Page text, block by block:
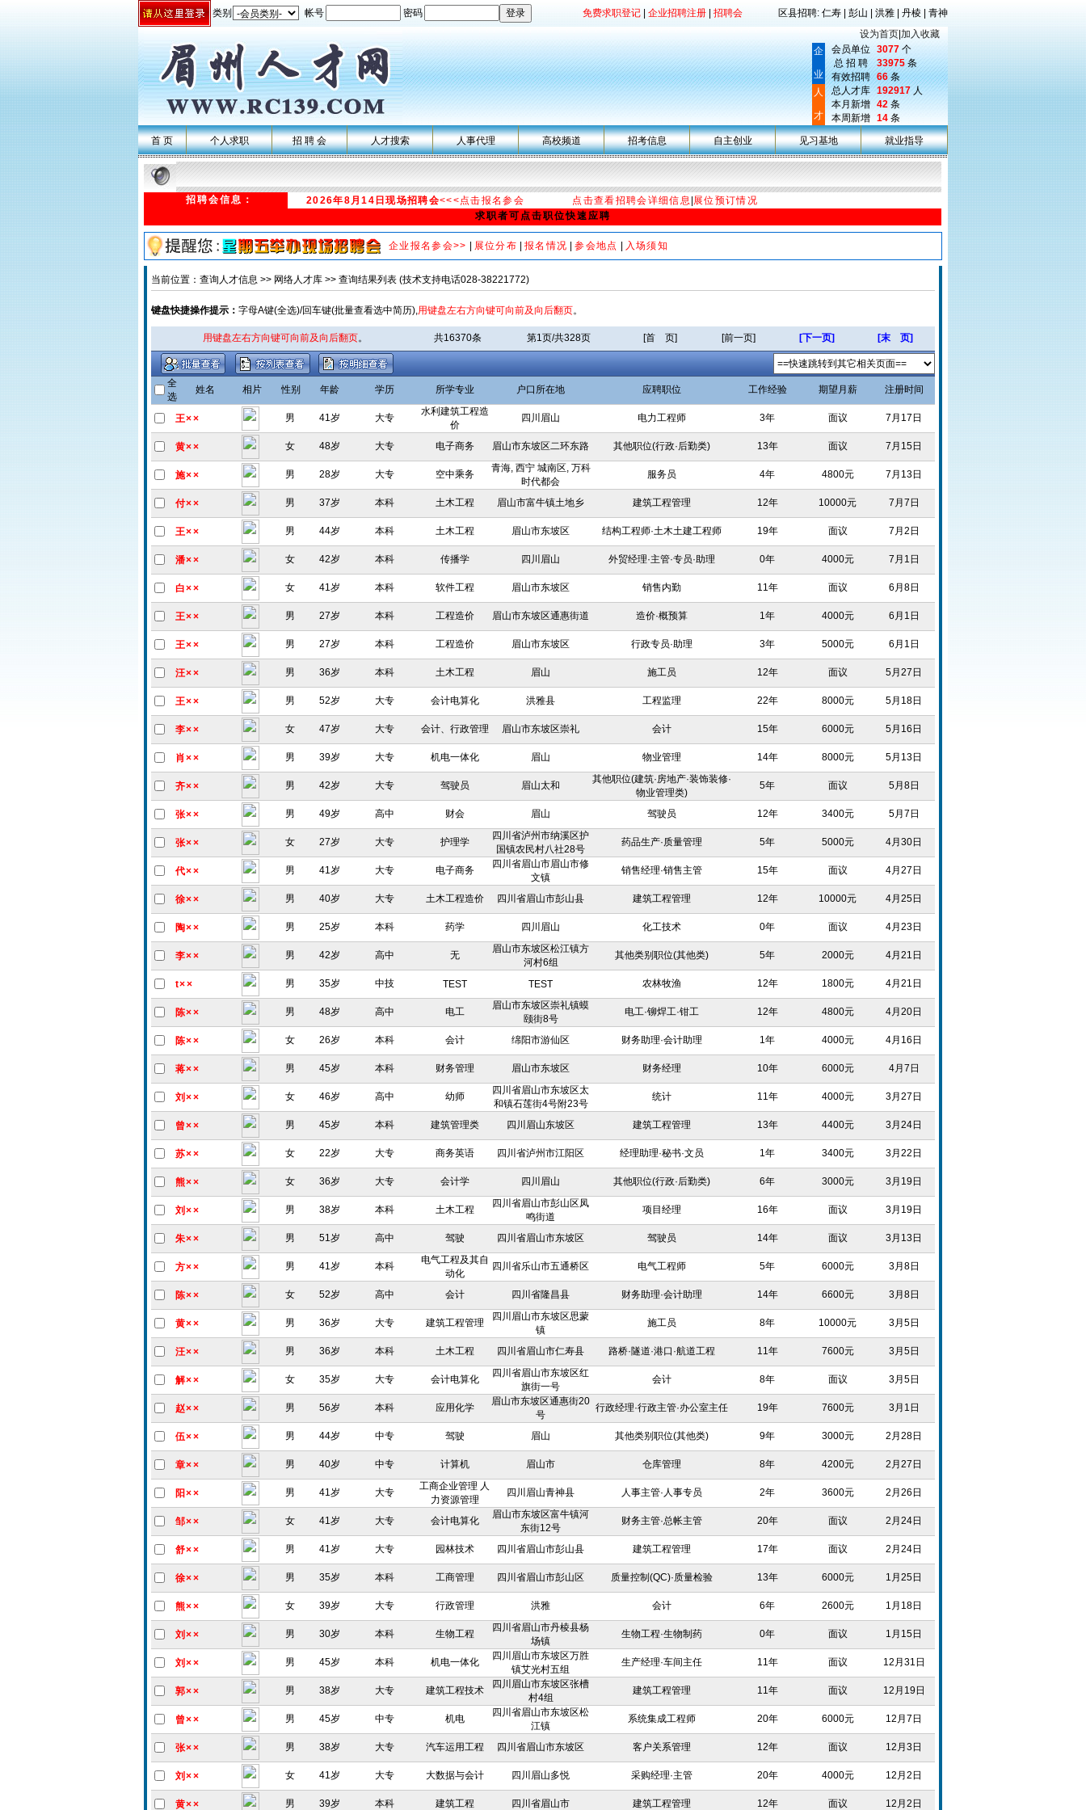
类别 帐号 密码 免费求职登记 企业招聘注册 招聘会
区县招聘: 仁寿 | 彭山 | 洪雅 | 丹棱 | 青神
设为首页 加入收藏
企
业
会员单位 3077 个
总 招 聘
33975条
有效招聘 66条
人
才
总人才库 192917 人
本月新增 42 条
本周新增 14 条
首 页
个人求职 招 聘 会 人才搜索 人事代理 高校频道 招考信息 自主创业 见习基地 就业指导
招聘会信息： 2026年8月14日现场招聘会<<<点击报名参会 点击查看招聘会详细信息 展位预订情况
求职者可点击职位快速应聘
企业报名参会>> 展位分布 |报名情况 |参会地点 入场须知
当前位置：查询人才信息 >> 网络人才库 >> 查询结果列表 (技术支持电话028-38221772)
键盘快捷操作提示： 字母A键(全选)/回车键(批量查看选中简历),用键盘左右方向键可向前及向后翻页。
用键盘左右方向键可向前及向后翻页。 共16370条 第1页/共328页 [首 页] [前一页] [下一页] [末 页]
全
选
姓名 相片 性别 年龄 学历 所学专业 户口所在地 应聘职位 工作经验 期望月薪 注册时间
王×× 男 41岁 大专
水利建筑工程造
价
四川眉山 电力工程师 3年 面议 7月17日
黄×× 女 48岁 大专 电子商务 眉山市东坡区二环东路 其他职位(行政·后勤类) 13年 面议 7月15日
施×× 男 28岁 大专 空中乘务
青海, 西宁 城南区, 万科
时代都会
服务员 4年 4800元 7月13日
付×× 男 37岁 本科 土木工程 眉山市富牛镇土地乡 建筑工程管理 12年 10000元 7月7日
王×× 男 44岁 本科 土木工程 眉山市东坡区 结构工程师·土木土建工程师 19年 面议 7月2日
潘×× 女 42岁 本科 传播学 四川眉山 外贸经理·主管·专员·助理 0年 4000元 7月1日
白×× 女 41岁 本科 软件工程 眉山市东坡区 销售内勤 11年 面议 6月8日
王×× 男 27岁 本科 工程造价 眉山市东坡区通惠街道 造价·概预算 1年 4000元 6月1日
王×× 男 27岁 本科 工程造价 眉山市东坡区 行政专员·助理 3年 5000元 6月1日
汪×× 男 36岁 本科 土木工程 眉山 施工员 12年 面议 5月27日
王×× 男 52岁 大专 会计电算化 洪雅县 工程监理 22年 8000元 5月18日
李×× 女 47岁 大专 会计、行政管理 眉山市东坡区崇礼 会计 15年 6000元 5月16日
肖×× 男 39岁 大专 机电一体化 眉山 物业管理 14年 8000元 5月13日
齐×× 男 42岁 大专 驾驶员 眉山太和
其他职位(建筑·房地产·装饰装修·
物业管理类)
5年 面议 5月8日
张×× 男 49岁 高中 财会 眉山 驾驶员 12年 3400元 5月7日
张×× 女 27岁 大专 护理学
四川省泸州市纳溪区护
国镇农民村八社28号
药品生产·质量管理 5年 5000元 4月30日
代×× 男 41岁 大专 电子商务
四川省眉山市眉山市修
文镇
销售经理·销售主管 15年 面议 4月27日
徐×× 男 40岁 大专 土木工程造价 四川省眉山市彭山县 建筑工程管理 12年 10000元 4月25日
陶×× 男 25岁 本科 药学 四川眉山 化工技术 0年 面议 4月23日
李×× 男 42岁 高中 无
眉山市东坡区松江镇方
河村6组
其他类别职位(其他类) 5年 2000元 4月21日
t×× 男 35岁 中技 TEST TEST 农林牧渔 12年 1800元 4月21日
陈×× 男 48岁 高中 电工
眉山市东坡区崇礼镇蟆
颐街8号
电工·铆焊工·钳工 12年 4800元 4月20日
陈×× 女 26岁 本科 会计 绵阳市游仙区 财务助理·会计助理 1年 4000元 4月16日
蒋×× 男 45岁 本科 财务管理 眉山市东坡区 财务经理 10年 6000元 4月7日
刘×× 女 46岁 高中 幼师
四川省眉山市东坡区太
和镇石莲街4号附23号
统计 11年 4000元 3月27日
曾×× 男 45岁 本科 建筑管理类 四川眉山东坡区 建筑工程管理 13年 4400元 3月24日
苏×× 女 22岁 大专 商务英语 四川省泸州市江阳区 经理助理·秘书·文员 1年 3400元 3月22日
熊×× 女 36岁 大专 会计学 四川眉山 其他职位(行政·后勤类) 6年 3000元 3月19日
刘×× 男 38岁 本科 土木工程
四川省眉山市彭山区凤
鸣街道
项目经理 16年 面议 3月19日
朱×× 男 51岁 高中 驾驶 四川省眉山市东坡区 驾驶员 14年 面议 3月13日
方×× 男 41岁 本科
电气工程及其自
动化
四川省乐山市五通桥区 电气工程师 5年 6000元 3月8日
陈×× 女 52岁 高中 会计 四川省隆昌县 财务助理·会计助理 14年 6600元 3月8日
黄×× 男 36岁 大专 建筑工程管理
四川眉山市东坡区思蒙
镇
施工员 8年 10000元 3月5日
汪×× 男 36岁 本科 土木工程 四川省眉山市仁寿县 路桥·隧道·港口·航道工程 11年 7600元 3月5日
解×× 女 35岁 大专 会计电算化
四川省眉山市东坡区红
旗街一号
会计 8年 面议 3月5日
赵×× 男 56岁 本科 应用化学
眉山市东坡区通惠街20
号
行政经理·行政主管·办公室主任 19年 7600元 3月1日
伍×× 男 44岁 中专 驾驶 眉山 其他类别职位(其他类) 9年 3000元 2月28日
章×× 男 40岁 中专 计算机 眉山市 仓库管理 8年 4200元 2月27日
阳×× 男 41岁 大专
工商企业管理 人
力资源管理
四川眉山青神县 人事主管·人事专员 2年 3600元 2月26日
邹×× 女 41岁 大专 会计电算化
眉山市东坡区富牛镇河
东街12号
财务主管·总帐主管 20年 面议 2月24日
舒×× 男 41岁 大专 园林技术 四川省眉山市彭山县 建筑工程管理 17年 面议 2月24日
徐×× 男 35岁 本科 工商管理 四川省眉山市彭山区 质量控制(QC)·质量检验 13年 6000元 1月25日
熊×× 女 39岁 大专 行政管理 洪雅 会计 6年 2600元 1月18日
刘×× 男 30岁 本科 生物工程
四川省眉山市丹棱县杨
场镇
生物工程·生物制药 0年 面议 1月15日
刘×× 男 45岁 本科 机电一体化
四川眉山市东坡区万胜
镇艾光村五组
生产经理·车间主任 11年 面议 12月31日
郭×× 男 38岁 大专 建筑工程技术
四川眉山市东坡区张槽
村4组
建筑工程管理 11年 面议 12月19日
曾×× 男 45岁 中专 机电
四川省眉山市东坡区松
江镇
系统集成工程师 20年 6000元 12月7日
张×× 男 38岁 大专 汽车运用工程 四川省眉山市东坡区 客户关系管理 12年 面议 12月3日
刘×× 女 41岁 大专 大数据与会计 四川眉山多悦 采购经理·主管 20年 4000元 12月2日
黄×× 男 39岁 本科 建筑工程 四川省眉山市 建筑工程管理 12年 面议 12月2日